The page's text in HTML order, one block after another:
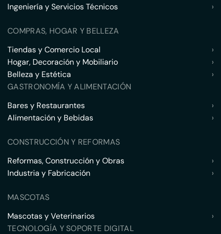
Ingeniería y Servicios Técnicos
›
COMPRAS, HOGAR Y BELLEZA
Tiendas y Comercio Local
›
Hogar, Decoración y Mobiliario
›
Belleza y Estética
›
GASTRONOMÍA Y ALIMENTACIÓN
Bares y Restaurantes
›
Alimentación y Bebidas
›
CONSTRUCCIÓN Y REFORMAS
Reformas, Construcción y Obras
›
Industria y Fabricación
›
MASCOTAS
Mascotas y Veterinarios
›
TECNOLOGÍA Y SOPORTE DIGITAL